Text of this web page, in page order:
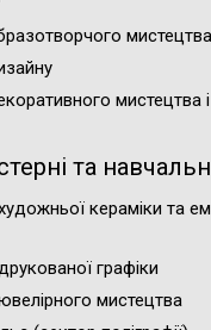
мистецтва
мистецтва і
та
кераміки та
графіки
мистецтва